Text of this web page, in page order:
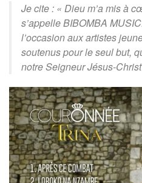
Je cite : « Dieu m’a mis à
s’appelle BIBOMBA
l’occasion aux artistes
soutenus pour le seul but,
notre Seigneur Jésus-Christ